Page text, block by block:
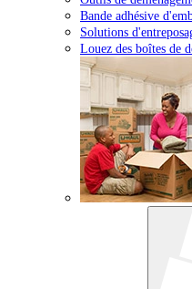
Bande adhésive
Solutions
Louez des boîtes de